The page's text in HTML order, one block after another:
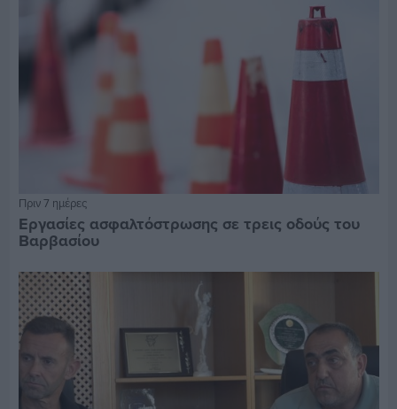
Πριν 7 ημέρες
Εργασίες ασφαλτόστρωσης σε τρεις οδούς του
Βαρβασίου